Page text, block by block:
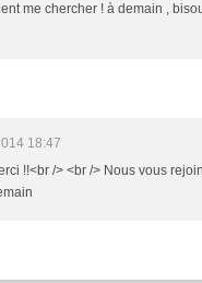
me chercher ! à demain ,
18:47
!!<br /> <br /> Nous vous